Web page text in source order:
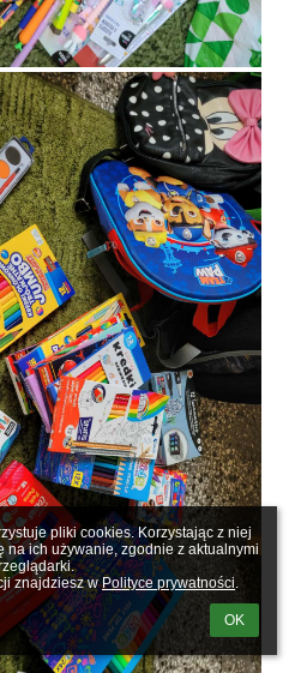
pliki cookies. Korzystając z niej
na ich używanie, zgodnie z aktualnymi
znajdziesz w Polityce prywatności.
OK